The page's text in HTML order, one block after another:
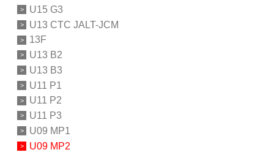
U15 G3
U13 CTC JALT-JCM
13F
U13 B2
U13 B3
U11 P1
U11 P2
U11 P3
U09 MP1
U09 MP2